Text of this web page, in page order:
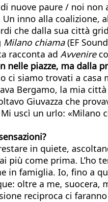
nuove paure / noi
inno alla
che dalla sua città
Milano chiama(EF
racconta ad Avvenire
nelle piazze, ma dalla
ci siamo trovati a
Bergamo, la mia
Giuvazza che
uscì un urlo: «Milano
in quiete,
più come prima.
in famiglia. Io, fino a
oltre a me, suocera,
reciproca ci